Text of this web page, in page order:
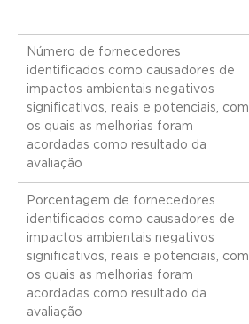
Número de fornecedores
identificados como causadores de
impactos ambientais negativos
significativos, reais e potenciais, com
os quais as melhorias foram
acordadas como resultado da
avaliação
Porcentagem de fornecedores
identificados como causadores de
impactos ambientais negativos
significativos, reais e potenciais, com
os quais as melhorias foram
acordadas como resultado da
avaliação